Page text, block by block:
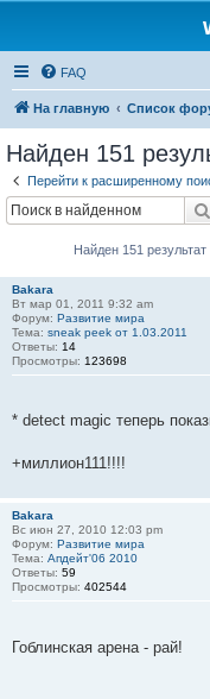
FAQ
На главную Список
Найден 151
Перейти к расширенному
Найден 151 результат
Bakara
Вт мар 01, 2011 9:32 am
Форум: Развитие мира
Тема: sneak peek от 1.03.2011
Ответы: 14
Просмотры: 123698
* detect magic теперь
+миллион111!!!!
Bakara
Вс июн 27, 2010 12:03 pm
Форум: Развитие мира
Тема: Апдейт'06 2010
Ответы: 59
Просмотры: 402544
Гоблинская арена - рай!